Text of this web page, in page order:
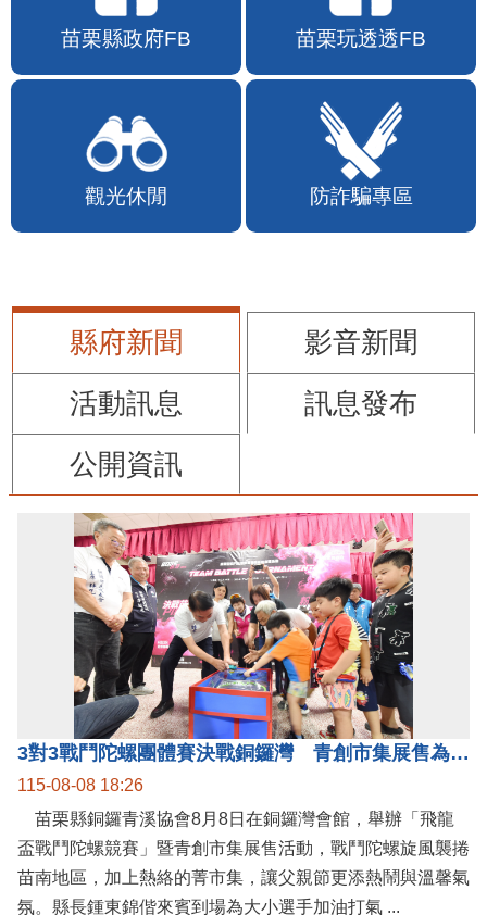
苗栗縣政府FB 苗栗玩透透FB
觀光休閒 防詐騙專區
縣府新聞
影音新聞
活動訊息
訊息發布
公開資訊
115-08-08 18:26
苗栗縣銅鑼青溪協會8月8日在銅鑼灣會館，舉辦「飛龍
盃戰鬥陀螺競賽」暨青創市集展售活動，戰鬥陀螺旋風襲捲
苗南地區，加上熱絡的菁市集，讓父親節更添熱鬧與溫馨氣